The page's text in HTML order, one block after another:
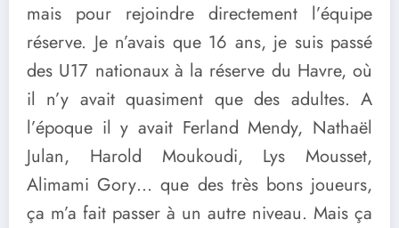
mais pour rejoindre directement l’équipe
réserve. Je n’avais que 16 ans, je suis passé
des U17 nationaux à la réserve du Havre, où
il n’y avait quasiment que des adultes. A
l’époque il y avait Ferland Mendy, Nathaël
Julan, Harold Moukoudi, Lys Mousset,
Alimami Gory… que des très bons joueurs,
ça m’a fait passer à un autre niveau. Mais ça